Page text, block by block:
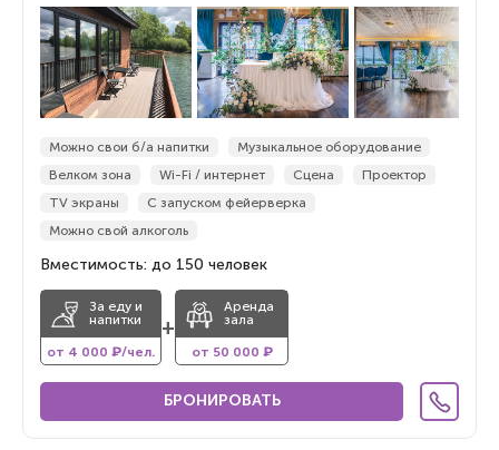
Можно свои б/а напитки
Музыкальное оборудование
Велком зона
Wi-Fi / интернет Сцена
Проектор
TV экраны
С запуском фейерверка
Можно свой алкоголь
Вместимость: до 150 человек
За еду и
напитки
от 4 000 ₽/чел.
+
Аренда
зала
от 50 000 ₽
БРОНИРОВАТЬ